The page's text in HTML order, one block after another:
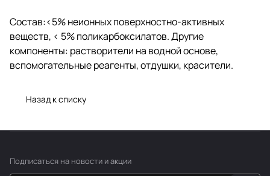
Состав:<5% неионных поверхностно-активных
веществ, < 5% поликарбоксилатов. Другие
компоненты: растворители на водной основе,
вспомогательные реагенты, отдушки, красители.
Назад к списку
Подписаться на новости и акции